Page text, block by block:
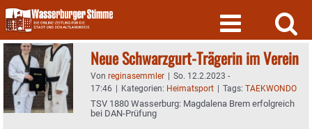
Skip
to
content
Neue Schwarzgurt-Trägerin im Verein
Von reginasemmler | So. 12.2.2023 -
17:46 | Kategorien: Heimatsport | Tags: TAEKWONDO
TSV 1880 Wasserburg: Magdalena Brem erfolgreich
bei DAN-Prüfung